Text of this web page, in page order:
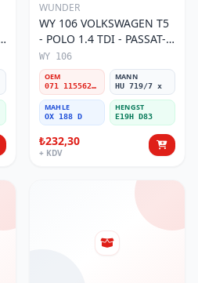
WUNDER
WY 106 VOLKSWAGEN T5
- POLO 1.4 TDI - PASSAT-
JETTA 03-11 071 115562 A
Yağ Filtresi
WY 106
OEM
071 115562 A
MANN
HU 719/7 x
MAHLE
OX 188 D
HENGST
E19H D83
₺232,30
+ KDV